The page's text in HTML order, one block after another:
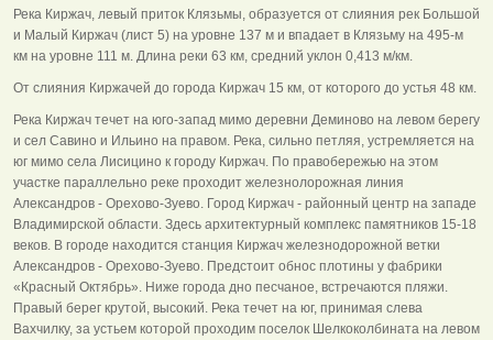
Река Киржач, левый приток Клязьмы, образуется от слияния рек Большой
и Малый Киржач (лист 5) на уровне 137 м и впадает в Клязьму на 495-м
км на уровне 111 м. Длина реки 63 км, средний уклон 0,413 м/км.
От слияния Киржачей до города Киржач 15 км, от которого до устья 48 км.
Река Киржач течет на юго-запад мимо деревни Деминово на левом берегу
и сел Савино и Ильино на правом. Река, сильно петляя, устремляется на
юг мимо села Лисицино к городу Киржач. По правобережью на этом
участке параллельно реке проходит железнолорожная линия
Александров - Орехово-Зуево. Город Киржач - районный центр на западе
Владимирской области. Здесь архитектурный комплекс памятников 15-18
веков. В городе находится станция Киржач железнодорожной ветки
Александров - Орехово-Зуево. Предстоит обнос плотины у фабрики
«Красный Октябрь». Ниже города дно песчаное, встречаются пляжи.
Правый берег крутой, высокий. Река течет на юг, принимая слева
Вахчилку, за устьем которой проходим поселок Шелкоколбината на левом